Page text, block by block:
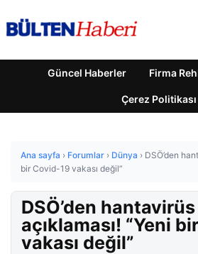
Güncel Haberler Firma
Çerez Politikası
Ana sayfa › Forumlar › Dünya › DSÖ’den
bir Covid-19 vakası değil”
DSÖ’den hantavirüs
açıklaması! “Yeni
vakası değil”